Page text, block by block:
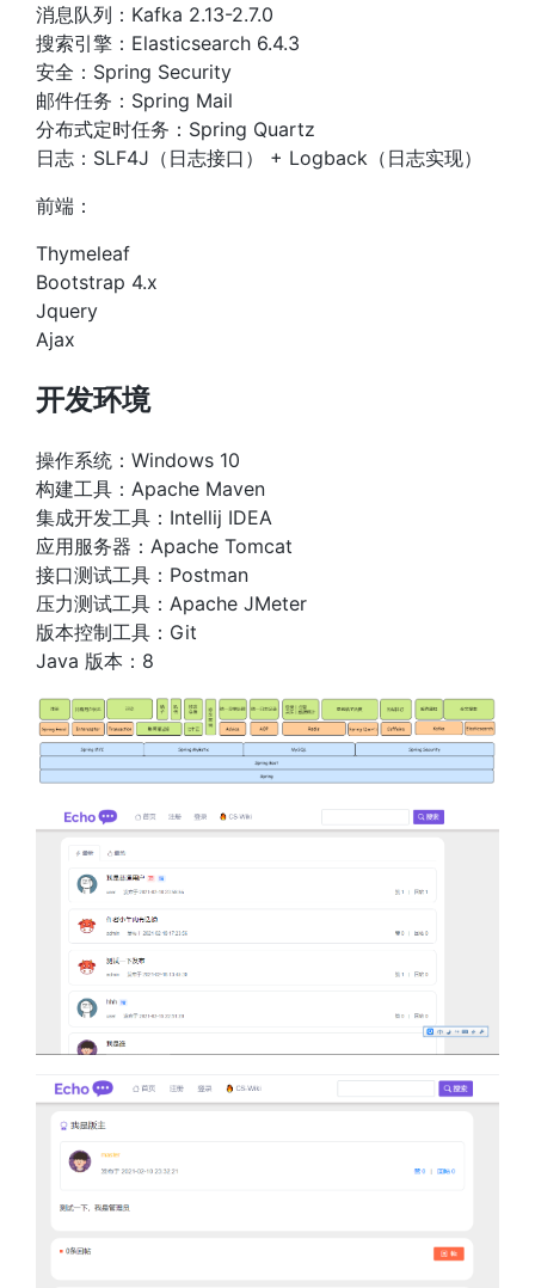
消息队列：Kafka 2.13-2.7.0
搜索引擎：Elasticsearch 6.4.3
安全：Spring Security
邮件任务：Spring Mail
分布式定时任务：Spring Quartz
日志：SLF4J（日志接口） + Logback（日志实现）
前端：
Thymeleaf
Bootstrap 4.x
Jquery
Ajax
开发环境
操作系统：Windows 10
构建工具：Apache Maven
集成开发工具：Intellij IDEA
应用服务器：Apache Tomcat
接口测试工具：Postman
压力测试工具：Apache JMeter
版本控制工具：Git
Java 版本：8